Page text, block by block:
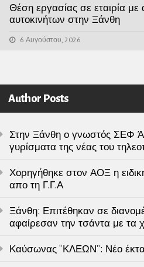
Θέση εργασίας σε εταιρία με
αυτοκινήτων στην Ξάνθη
6 Αυγούστου, 2026
Author Posts
Στην Ξάνθη ο γνωστός ΣΕΦ
γυρίσματα της νέας του
Χορηγήθηκε στον ΑΟΞ η
απο τη Γ.Γ.Α
Ξάνθη: Επιτέθηκαν σε
αφαίρεσαν την τσάντα με τα
Καύσωνας “ΚΛΕΩΝ”: Νέο